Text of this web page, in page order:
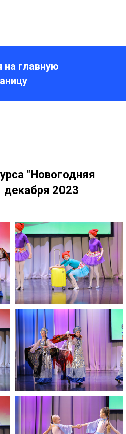
на главную
"Новогодняя
декабря 2023